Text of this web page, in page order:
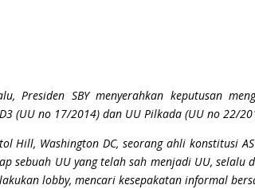
Presiden SBY menyerahkan keputusan
(UU no 17/2014) dan UU Pilkada (UU no 22/
Hill, Washington DC, seorang ahli konstitusi
sebuah UU yang telah sah menjadi UU,
lobby, mencari kesepakatan informal